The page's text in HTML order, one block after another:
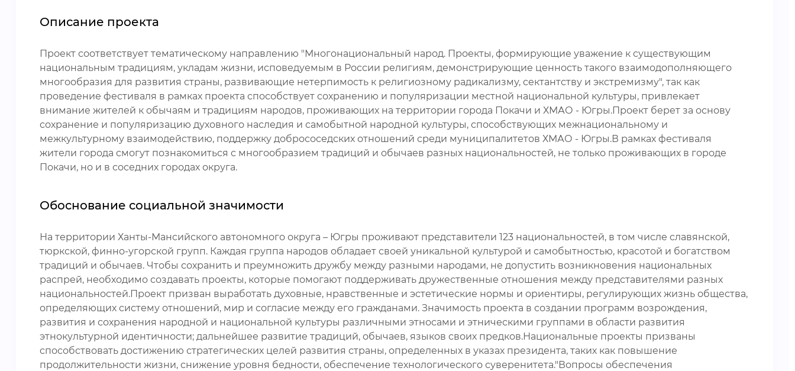
Описание проекта
Проект соответствует тематическому направлению "Многонациональный народ. Проекты, формирующие уважение к существующим
национальным традициям, укладам жизни, исповедуемым в России религиям, демонстрирующие ценность такого взаимодополняющего
многообразия для развития страны, развивающие нетерпимость к религиозному радикализму, сектантству и экстремизму", так как
проведение фестиваля в рамках проекта способствует сохранению и популяризации местной национальной культуры, привлекает
внимание жителей к обычаям и традициям народов, проживающих на территории города Покачи и ХМАО - Югры.Проект берет за основу
сохранение и популяризацию духовного наследия и самобытной народной культуры, способствующих межнациональному и
межкультурному взаимодействию, поддержку добрососедских отношений среди муниципалитетов ХМАО - Югры.В рамках фестиваля
жители города смогут познакомиться с многообразием традиций и обычаев разных национальностей, не только проживающих в городе
Покачи, но и в соседних городах округа.
Обоснование социальной значимости
На территории Ханты-Мансийского автономного округа – Югры проживают представители 123 национальностей, в том числе славянской,
тюркской, финно-угорской групп. Каждая группа народов обладает своей уникальной культурой и самобытностью, красотой и богатством
традиций и обычаев. Чтобы сохранить и преумножить дружбу между разными народами, не допустить возникновения национальных
распрей, необходимо создавать проекты, которые помогают поддерживать дружественные отношения между представителями разных
национальностей.Проект призван выработать духовные, нравственные и эстетические нормы и ориентиры, регулирующих жизнь общества,
определяющих систему отношений, мир и согласие между его гражданами. Значимость проекта в создании программ возрождения,
развития и сохранения народной и национальной культуры различными этносами и этническими группами в области развития
этнокультурной идентичности; дальнейшее развитие традиций, обычаев, языков своих предков.Национальные проекты призваны
способствовать достижению стратегических целей развития страны, определенных в указах президента, таких как повышение
продолжительности жизни, снижение уровня бедности, обеспечение технологического суверенитета."Вопросы обеспечения